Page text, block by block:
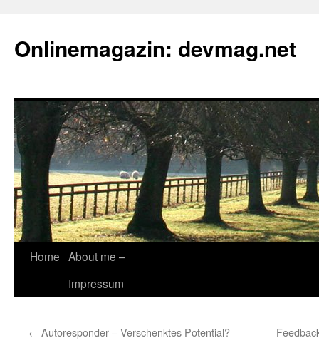
Onlinemagazin: devmag.net
Skip
Home About me –
Impressum
← Autoresponder – Verschenktes Potential?